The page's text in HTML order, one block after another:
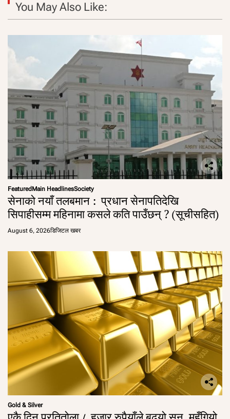
You May Also Like:
Featured Main HeadlinesSociety
सेनाको नयाँ तलबमान : प्रधान सेनापतिदेखि
सिपाहीसम्म महिनामा कसले कति पाउँछन् ? (सूचीसहित)
August 6, 2026डिजिटल खबर
Gold & Silver